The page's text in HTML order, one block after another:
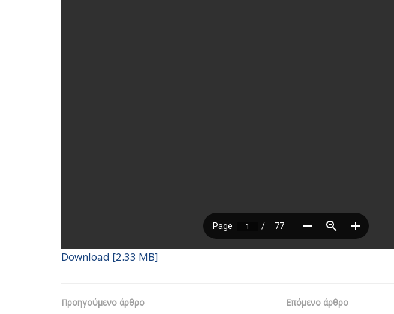
Download [2.33 MB]
Προηγούμενο άρθρο Επόμενο άρθρο